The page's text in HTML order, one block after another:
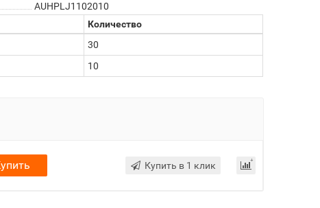
AUHPLJ1102010
Количество
30
10
Купить в 1 клик